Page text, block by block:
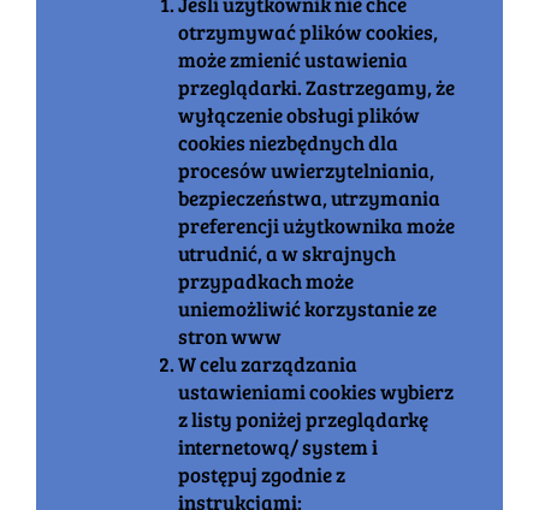
otrzymywać plików cookies,
może zmienić ustawienia
przeglądarki. Zastrzegamy, że
wyłączenie obsługi plików
cookies niezbędnych dla
procesów uwierzytelniania,
bezpieczeństwa, utrzymania
preferencji użytkownika może
utrudnić, a w skrajnych
przypadkach może
uniemożliwić korzystanie ze
stron www
W celu zarządzania
ustawieniami cookies wybierz
z listy poniżej przeglądarkę
internetową/ system i
postępuj zgodnie z
instrukcjami: